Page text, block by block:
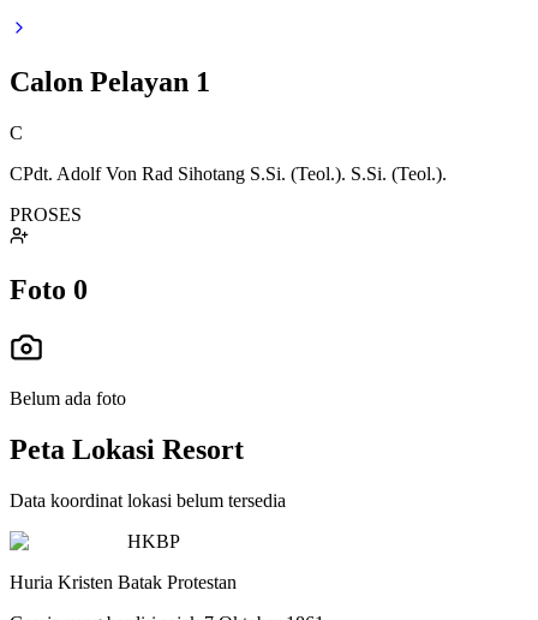
Calon Pelayan 1
C
CPdt. Adolf Von Rad Sihotang S.Si. (Teol.). S.Si. (Teol.).
PROSES
Foto 0
Belum ada foto
Peta Lokasi Resort
Data koordinat lokasi belum tersedia
HKBP
Huria Kristen Batak Protestan